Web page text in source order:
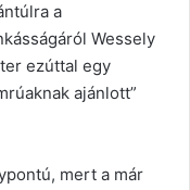
a
Wessely
ezúttal egy
ajánlott”
mert a már